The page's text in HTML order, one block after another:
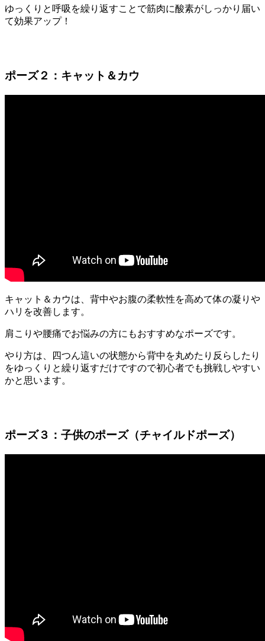
ゆっくりと呼吸を繰り返すことで筋肉に酸素がしっかり届い
て効果アップ！
ポーズ２：キャット＆カウ
キャット＆カウは、 背中やお腹の柔軟性を高めて体の凝りや
ハリを改善します。
肩こりや腰痛でお悩みの方にもおすすめなポーズです。
やり方は、四つん這いの状態から背中を丸めたり反らしたり
をゆっくりと繰り返すだけですので初心者でも挑戦しやすい
かと思います。
ポーズ３：子供のポーズ（チャイルドポーズ）